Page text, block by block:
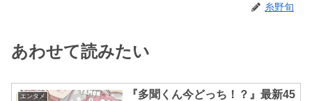
糸野旬
あわせて読みたい
エンタメ
『多聞くん今どっち！？』最新45